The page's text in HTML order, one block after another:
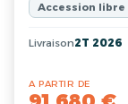
Accession libre
Livraison2T 2026
A PARTIR DE